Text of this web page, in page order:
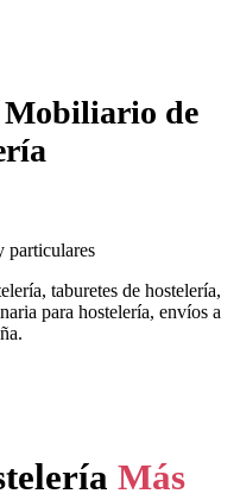
de
particulares
taburetes de hostelería,
para hostelería, envíos a
Más